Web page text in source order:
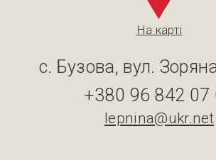
На карті
с. Бузова, вул.
+380 96 842 07
lepnina@ukr.net